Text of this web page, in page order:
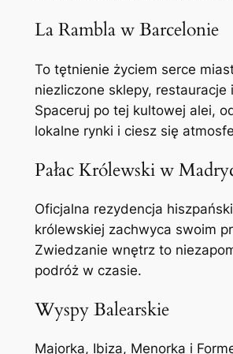
La Rambla w Barcelonie
To tętnienie życiem serce
niezliczone sklepy, restauracje
Spaceruj po tej kultowej alei,
lokalne rynki i ciesz się
Pałac Królewski w
Oficjalna rezydencja
królewskiej zachwyca swoim
Zwiedzanie wnętrz to
podróż w czasie.
Wyspy Balearskie
Majorka, Ibiza, Menorka i